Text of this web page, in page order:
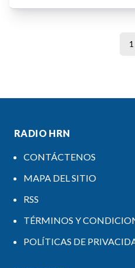
1
RADIO HRN
CONTÁCTENOS
MAPA DEL SITIO
RSS
TÉRMINOS Y
POLÍTICAS DE